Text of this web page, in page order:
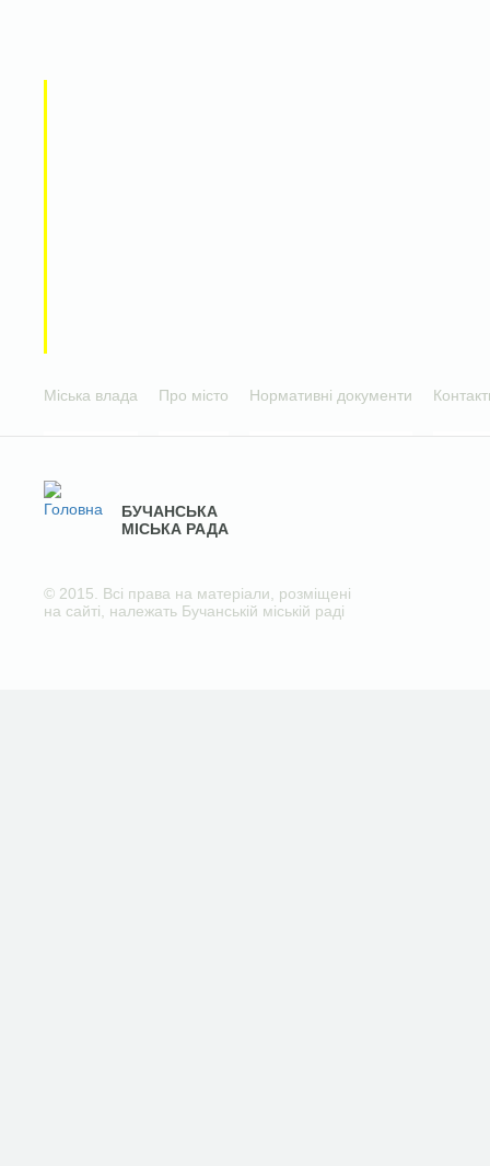
Міська влада Про місто Нормативні документи
БУЧАНСЬКА
МІСЬКА РАДА
© 2015. Всі права на матеріали, розміщені
на сайті, належать Бучанській міській раді